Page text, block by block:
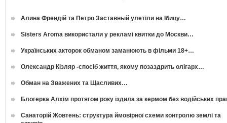
Алина Френдій та Петро Заставный улетіли на Ібицу…
Sisters Aroma використали у рекламі квитки до Москви…
Українських акторок обманом заманюють в фільми 18+…
Олександр Кізляр -спосіб життя, якому позаздрить олігарх…
Обман на Зважених та Щасливих…
Блогерка Алхім протягом року їздила за кермом без водійських
Санаторій Жовтень: структура ймовірної схеми контролю землі та